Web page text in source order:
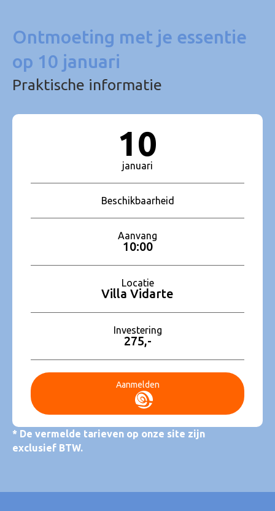
Ontmoeting met je essentie
op 10 januari
Praktische informatie
10
januari
Beschikbaarheid
Aanvang
10:00
Locatie
Villa Vidarte
Investering
275,-
Aanmelden
* De vermelde tarieven op onze site zijn
exclusief BTW.